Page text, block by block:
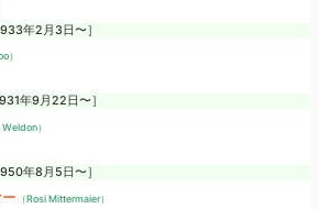
年2月3日〜］
）
年9月22日〜］
Weldon）
年8月5日〜］
（Rosi Mittermaier）